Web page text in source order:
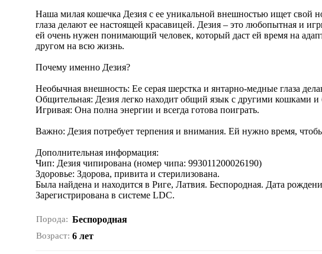
Наша милая кошечка Дезия с ее уникальной внешностью ищет свой
глаза делают ее настоящей красавицей. Дезия – это любопытная и
ей очень нужен понимающий человек, который даст ей время на
другом на всю жизнь.
Почему именно Дезия?
Необычная внешность: Ее серая шерстка и янтарно-медные глаза
Общительная: Дезия легко находит общий язык с другими кошками и
Игривая: Она полна энергии и всегда готова поиграть.
Важно: Дезия потребует терпения и внимания. Ей нужно время,
Дополнительная информация:
Чип: Дезия чипирована (номер чипа: 993011200026190)
Здоровье: Здорова, привита и стерилизована.
Была найдена и находится в Риге, Латвия. Беспородная. Дата
Зарегистрирована в системе LDC.
Порода: Беспородная
Возраст: 6 лет